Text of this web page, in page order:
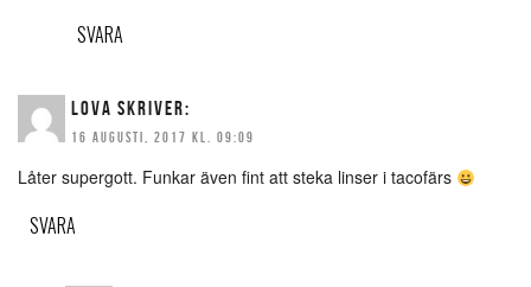
SVARA
LOVA SKRIVER:
16 AUGUSTI, 2017 KL. 09:09
Låter supergott. Funkar även fint att steka linser i tacofärs
SVARA